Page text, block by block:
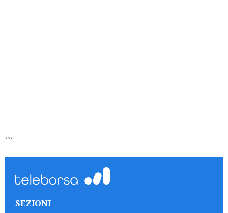
```
SEZIONI